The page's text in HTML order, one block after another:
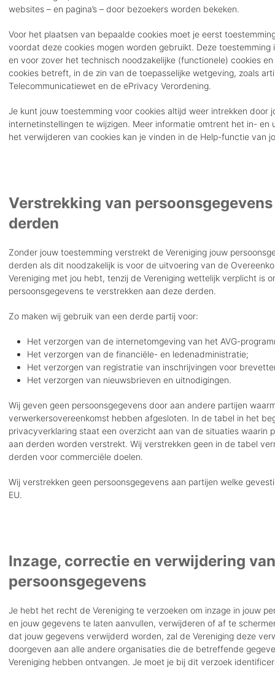
websites – en pagina’s – door bezoekers worden bekeken.
Voor het plaatsen van bepaalde cookies moet je eerst
voordat deze cookies mogen worden gebruikt. Deze toestemming
en voor zover het technisch noodzakelijke (functionele) cookies
cookies betreft, in de zin van de toepasselijke wetgeving, zoals
Telecommunicatiewet en de ePrivacy Verordening.
Je kunt jouw toestemming voor cookies altijd weer intrekken door
internetinstellingen te wijzigen. Meer informatie omtrent het in- en
het verwijderen van cookies kan je vinden in de Help-functie van
Verstrekking van persoonsgegevens
derden
Zonder jouw toestemming verstrekt de Vereniging jouw
derden als dit noodzakelijk is voor de uitvoering van de
Vereniging met jou hebt, tenzij de Vereniging wettelijk verplicht is
persoonsgegevens te verstrekken aan deze derden.
Zo maken wij gebruik van een derde partij voor:
Het verzorgen van de internetomgeving van het AVG-
Het verzorgen van de financiële- en ledenadministratie;
Het verzorgen van registratie van inschrijvingen voor
Het verzorgen van nieuwsbrieven en uitnodigingen.
Wij geven geen persoonsgegevens door aan andere partijen
verwerkersovereenkomst hebben afgesloten. In de tabel in het
privacyverklaring staat een overzicht aan van de situaties waarin
aan derden worden verstrekt. Wij verstrekken geen in de tabel
derden voor commerciële doelen.
Wij verstrekken geen persoonsgegevens aan partijen welke
EU.
Inzage, correctie en verwijdering van
persoonsgegevens
Je hebt het recht de Vereniging te verzoeken om inzage in jouw
en jouw gegevens te laten aanvullen, verwijderen of af te
dat jouw gegevens verwijderd worden, zal de Vereniging deze
doorgeven aan alle andere organisaties die de betreffende
Vereniging hebben ontvangen. Je moet je bij dit verzoek